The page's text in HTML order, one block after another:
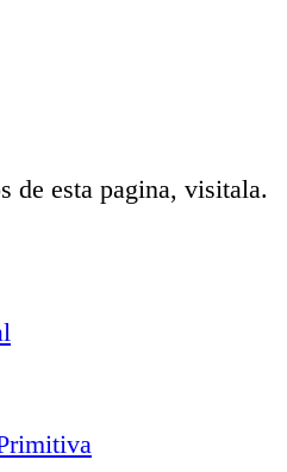
de esta pagina, visitala.